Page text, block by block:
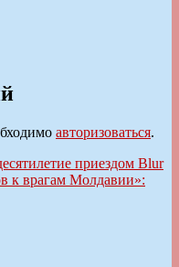
авторизоваться.
приездом Blur
к врагам Молдавии»: